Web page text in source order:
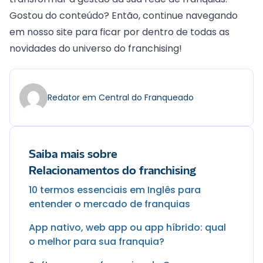
Gostou do conteúdo? Então, continue navegando
em nosso site para ficar por dentro de todas as
novidades do universo do franchising!
Redator em Central do Franqueado
Saiba mais sobre
Relacionamentos do franchising
10 termos essenciais em Inglês para
entender o mercado de franquias
App nativo, web app ou app híbrido: qual
o melhor para sua franquia?